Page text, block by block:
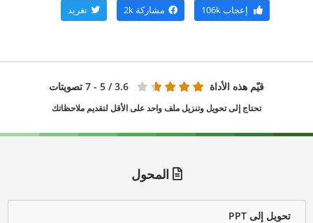
إعجاب106k مشاركة 2k تغريد
قيّم هذه الأداة 3.6 / 5 - 7 تصويتات
تحتاج إلى تحويل وتنزيل ملف واحد على الأقل لتقديم ملاحظاتك
المحول
تحويل إلى PPT